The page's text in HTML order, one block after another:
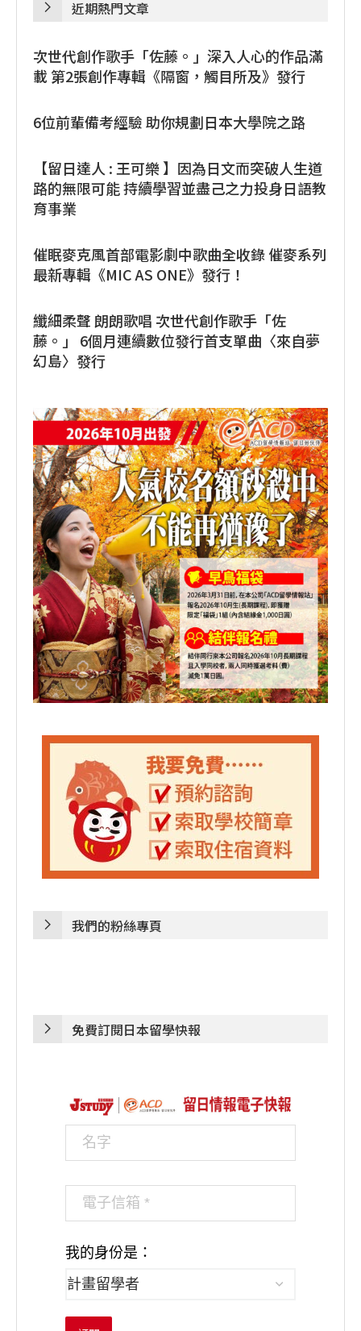
近期熱門文章
次世代創作歌手「佐藤。」深入人心的作品滿
載 第2張創作專輯《隔窗，觸目所及》發行
6位前輩備考經驗 助你規劃日本大學院之路
【留日達人 : 王可樂 】因為日文而突破人生道
路的無限可能 持續學習並盡己之力投身日語教
育事業
催眠麥克風首部電影劇中歌曲全收錄 催麥系列
最新專輯《MIC AS ONE》發行！
纖細柔聲 朗朗歌唱 次世代創作歌手「佐
藤。」 6個月連續數位發行首支單曲〈來自夢
幻島〉發行
我們的粉絲專頁
免費訂閱日本留學快報
我的身份是：